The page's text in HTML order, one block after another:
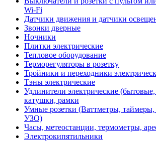
Wi-Fi
Датчики движения и датчики
Звонки дверные
Ночники
Плитки электрические
Тепловое оборудование
Терморегуляторы в розетку
Тройники и переходники
Тэны электрические
Удлинители электрические
катушки, рамки
Умные розетки (Ваттметры, таймеры,
УЗО)
Часы, метеостанции, термометры,
Электрокипятильники